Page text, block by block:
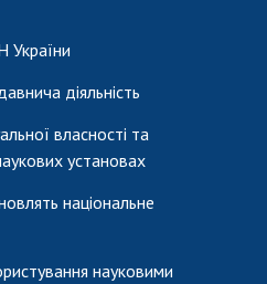
України
діяльність
власності та
установах
національне
науковими